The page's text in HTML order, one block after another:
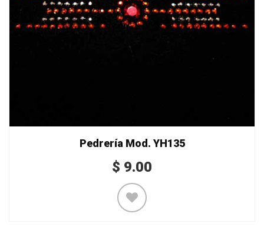
Pedrería Mod. YH135
$ 9.00